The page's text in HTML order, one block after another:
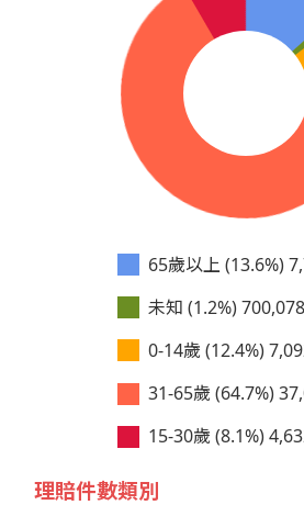
65歲以上 (13.6%)
未知 (1.2%) 700,078
0-14歲 (12.4%)
31-65歲 (64.7%)
15-30歲 (8.1%)
理賠件數類別